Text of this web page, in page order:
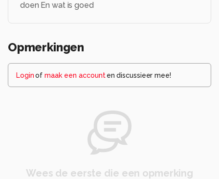
doen En wat is goed
Opmerkingen
Loginof maak een account en discussieer mee!
Wees de eerste die een opmerking